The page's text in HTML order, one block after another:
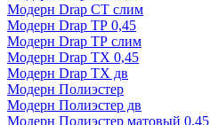
Модерн Drap СТ слим
Модерн Drap ТР 0,45
Модерн Drap ТР слим
Модерн Drap ТХ 0,45
Модерн Drap ТХ дв
Модерн Полиэстер
Модерн Полиэстер дв
Модерн Полиэстер матовый 0,45